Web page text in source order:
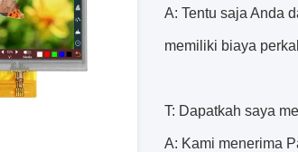
A: Tentu saja Anda
memiliki biaya
T: Dapatkah saya
A: Kami menerima